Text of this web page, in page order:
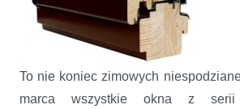
To nie koniec zimowych
marca wszystkie okna z serii